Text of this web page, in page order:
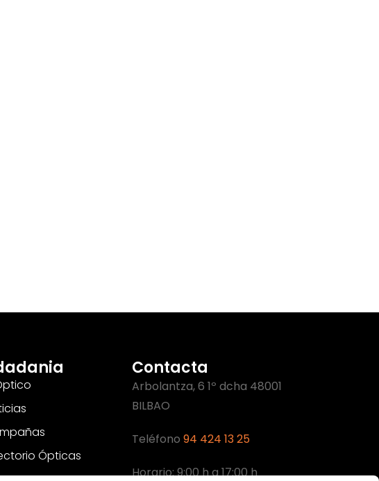
Ópticas
Contacta
Arbolantza, 6 1º dcha 48001
BILBAO
Teléfono94 424 13 25
Horario: 9:00 h a 17:00 h